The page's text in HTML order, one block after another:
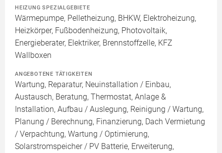
HEIZUNG SPEZIALGEBIETE
Wärmepumpe, Pelletheizung, BHKW, Elektroheizung,
Heizkörper, Fußbodenheizung, Photovoltaik,
Energieberater, Elektriker, Brennstoffzelle, KFZ
Wallboxen
ANGEBOTENE TÄTIGKEITEN
Wartung, Reparatur, Neuinstallation / Einbau,
Austausch, Beratung, Thermostat, Anlage &
Installation, Aufbau / Auslegung, Reinigung / Wartung,
Planung / Berechnung, Finanzierung, Dach Vermietung
/ Verpachtung, Wartung / Optimierung,
Solarstromspeicher / PV Batterie, Erweiterung,